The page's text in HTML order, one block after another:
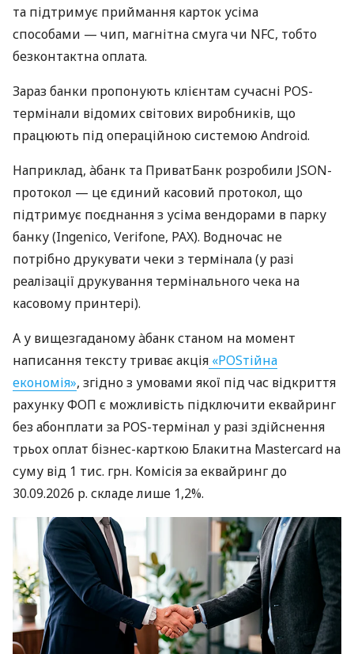
та підтримує приймання карток усіма
способами — чип, магнітна смуга чи NFC, тобто
безконтактна оплата.
Зараз банки пропонують клієнтам сучасні POS-
термінали відомих світових виробників, що
працюють під операційною системою Android.
Наприклад, àбанк та ПриватБанк розробили JSON-
протокол — це єдиний касовий протокол, що
підтримує поєднання з усіма вендорами в парку
банку (Ingenico, Verifone, PAX). Водночас не
потрібно друкувати чеки з термінала (у разі
реалізації друкування термінального чека на
касовому принтері).
А у вищезгаданому àбанк станом на момент
написання тексту триває акція «POSтійна
економія», згідно з умовами якої під час відкриття
рахунку ФОП є можливість підключити еквайринг
без абонплати за POS-термінал у разі здійснення
трьох оплат бізнес-карткою Блакитна Mastercard на
суму від 1 тис. грн. Комісія за еквайринг до
30.09.2026 р. складе лише 1,2%.